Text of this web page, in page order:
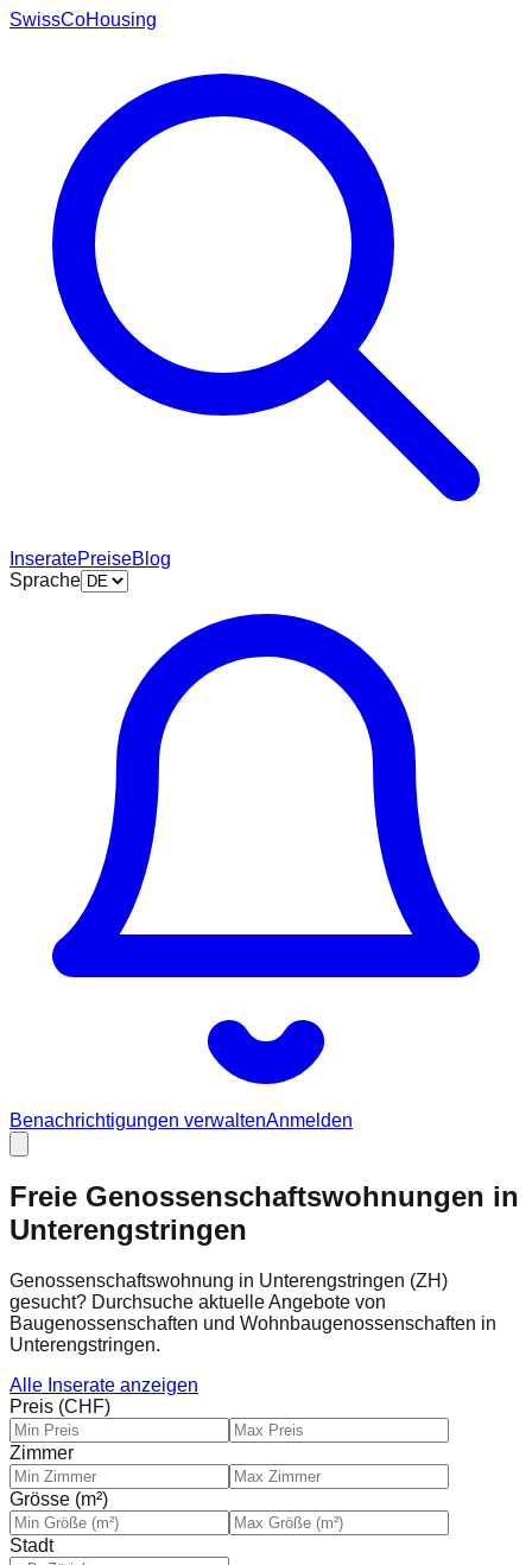
SwissCoHousing
InseratePreiseBlog
Sprache
Benachrichtigungen verwaltenAnmelden
Freie Genossenschaftswohnungen in
Unterengstringen
Genossenschaftswohnung in Unterengstringen (ZH)
gesucht? Durchsuche aktuelle Angebote von
Baugenossenschaften und Wohnbaugenossenschaften in
Unterengstringen.
Alle Inserate anzeigen
Preis (CHF)
Zimmer
Grösse (m²)
Stadt